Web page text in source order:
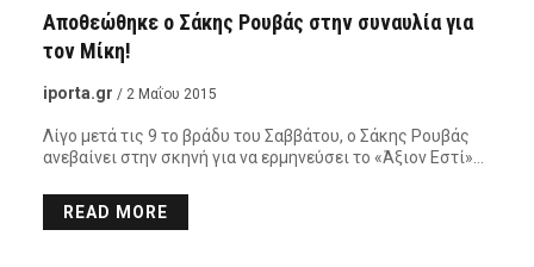
Αποθεώθηκε ο Σάκης Ρουβάς στην συναυλία για
τον Μίκη!
iporta.gr / 2 Μαΐου 2015
Λίγο μετά τις 9 το βράδυ του Σαββάτου, ο Σάκης Ρουβάς
ανεβαίνει στην σκηνή για να ερμηνεύσει το «Άξιον Εστί»…
READ MORE